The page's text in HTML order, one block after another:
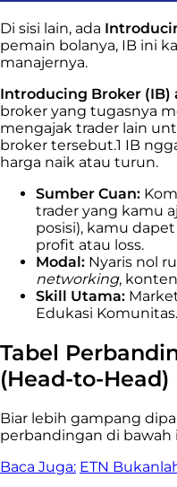
Di sisi lain, ada
pemain bolanya, IB ini
manajernya.
Introducing Broker (IB)
broker yang tugasnya
mengajak trader lain
broker tersebut.1 IB
harga naik atau turun.
Sumber Cuan:
trader yang kamu
posisi), kamu
profit atau loss.
Modal: Nyaris nol
networking,
Skill Utama:
Edukasi Komunitas.
Tabel
(Head-to-Head)
Biar lebih gampang
perbandingan di bawah
Baca Juga: ETN